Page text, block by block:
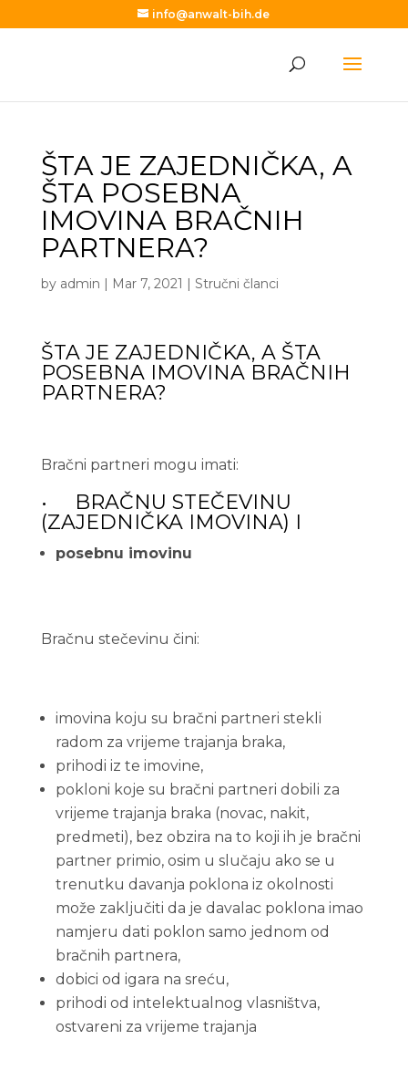
info@anwalt-bih.de
ŠTA JE ZAJEDNIČKA, A
ŠTA POSEBNA
IMOVINA BRAČNIH
PARTNERA?
by admin | Mar 7, 2021 | Stručni članci
ŠTA JE ZAJEDNIČKA, A ŠTA
POSEBNA IMOVINA BRAČNIH
PARTNERA?
Bračni partneri mogu imati:
• BRAČNU STEČEVINU
(ZAJEDNIČKA IMOVINA) I
posebnu imovinu
Bračnu stečevinu čini:
imovina koju su bračni partneri stekli
radom za vrijeme trajanja braka,
prihodi iz te imovine,
pokloni koje su bračni partneri dobili za
vrijeme trajanja braka (novac, nakit,
predmeti), bez obzira na to koji ih je bračni
partner primio, osim u slučaju ako se u
trenutku davanja poklona iz okolnosti
može zaključiti da je davalac poklona imao
namjeru dati poklon samo jednom od
bračnih partnera,
dobici od igara na sreću,
prihodi od intelektualnog vlasništva,
ostvareni za vrijeme trajanja